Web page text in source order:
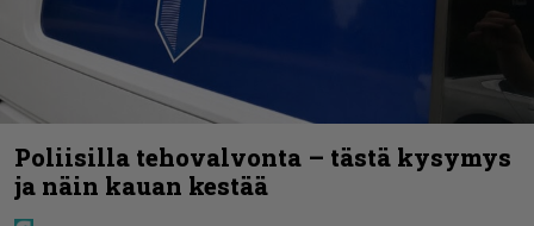
Poliisilla tehovalvonta – tästä kysymys
ja näin kauan kestää